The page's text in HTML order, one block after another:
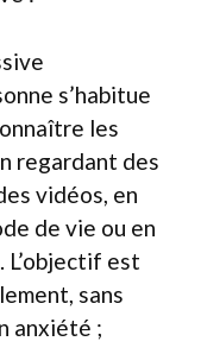
s’habitue
les
regardant des
vidéos, en
de vie ou en
L’objectif est
sans
anxiété ;